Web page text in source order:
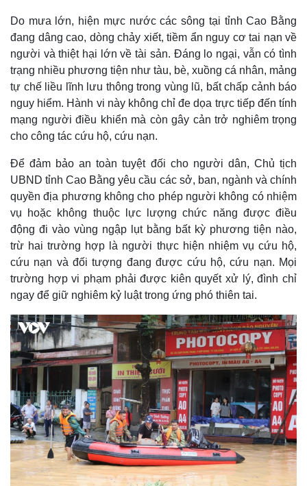
Quan sát
Cuộc sống đó đây
Hồ sơ
Video
E-Magazine
Infographic
Do mưa lớn, hiện mực nước các sông tại tỉnh Cao Bằng
đang dâng cao, dòng chảy xiết, tiềm ẩn nguy cơ tai nạn về
người và thiệt hại lớn về tài sản. Đáng lo ngại, vẫn có tình
trạng nhiều phương tiện như tàu, bè, xuồng cá nhân, mảng
tự chế liều lĩnh lưu thông trong vùng lũ, bất chấp cảnh báo
nguy hiểm. Hành vi này không chỉ đe dọa trực tiếp đến tính
mạng người điều khiển mà còn gây cản trở nghiêm trọng
cho công tác cứu hộ, cứu nạn.
Để đảm bảo an toàn tuyệt đối cho người dân, Chủ tịch
UBND tỉnh Cao Bằng yêu cầu các sở, ban, ngành và chính
quyền địa phương không cho phép người không có nhiệm
vụ hoặc không thuộc lực lượng chức năng được điều
động đi vào vùng ngập lụt bằng bất kỳ phương tiện nào,
trừ hai trường hợp là người thực hiện nhiệm vụ cứu hộ,
cứu nạn và đối tượng đang được cứu hộ, cứu nạn. Mọi
trường hợp vi phạm phải được kiên quyết xử lý, đình chỉ
ngay để giữ nghiêm kỷ luật trong ứng phó thiên tai.